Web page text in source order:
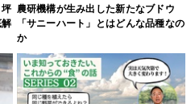
解
農研機構が生み出した新たなブドウ
「サニーハート」とはどんな品種なの
か